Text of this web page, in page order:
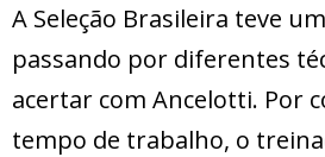
A Seleção Brasileira teve
passando por diferentes
acertar com Ancelotti. Por
tempo de trabalho, o